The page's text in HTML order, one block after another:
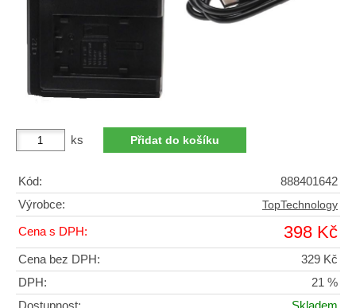
ks
Kód:
888401642
Výrobce:
TopTechnology
Cena s DPH: 398 Kč
Cena bez DPH:
329 Kč
DPH:
21 %
Dostupnost:
Skladem